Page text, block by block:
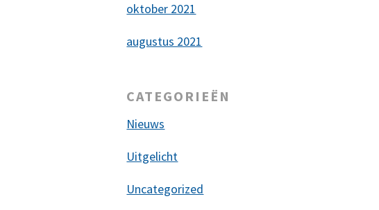
oktober 2021
augustus 2021
CATEGORIEËN
Nieuws
Uitgelicht
Uncategorized